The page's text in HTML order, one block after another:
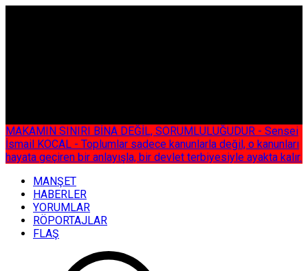
MAKAMIN SINIRI BİNA DEĞİL, SORUMLULUĞUDUR - Sensei
İsmail KOCAL - Toplumlar sadece kanunlarla değil, o kanunları
hayata geçiren bir anlayışla, bir devlet terbiyesiyle ayakta kalır.
MANŞET
HABERLER
YORUMLAR
RÖPORTAJLAR
FLAŞ